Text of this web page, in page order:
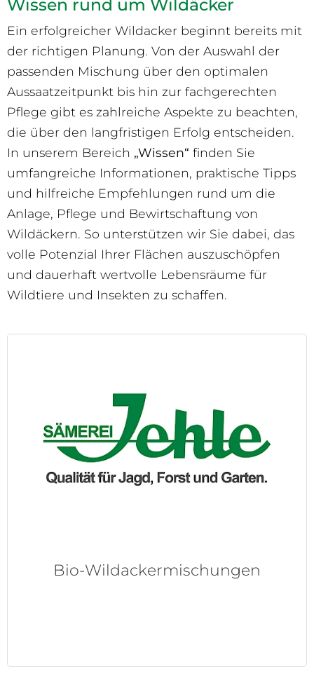
Wissen rund um Wildäcker
Ein erfolgreicher Wildacker beginnt bereits mit
der richtigen Planung. Von der Auswahl der
passenden Mischung über den optimalen
Aussaatzeitpunkt bis hin zur fachgerechten
Pflege gibt es zahlreiche Aspekte zu beachten,
die über den langfristigen Erfolg entscheiden.
In unserem Bereich „Wissen“ finden Sie
umfangreiche Informationen, praktische Tipps
und hilfreiche Empfehlungen rund um die
Anlage, Pflege und Bewirtschaftung von
Wildäckern. So unterstützen wir Sie dabei, das
volle Potenzial Ihrer Flächen auszuschöpfen
und dauerhaft wertvolle Lebensräume für
Wildtiere und Insekten zu schaffen.
Bio-Wildackermischungen